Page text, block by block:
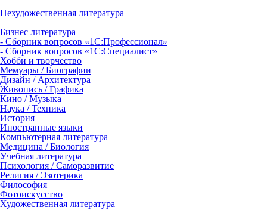
Нехудожественная литература
Бизнес литература
- Сборник вопросов «1С:Профессионал»
- Сборник вопросов «1С:Специалист»
Хобби и творчество
Мемуары / Биографии
Дизайн / Архитектура
Живопись / Графика
Кино / Музыка
Наука / Техника
История
Иностранные языки
Компьютерная литература
Медицина / Биология
Учебная литература
Психология / Саморазвитие
Религия / Эзотерика
Философия
Фотоискусство
Художественная литература